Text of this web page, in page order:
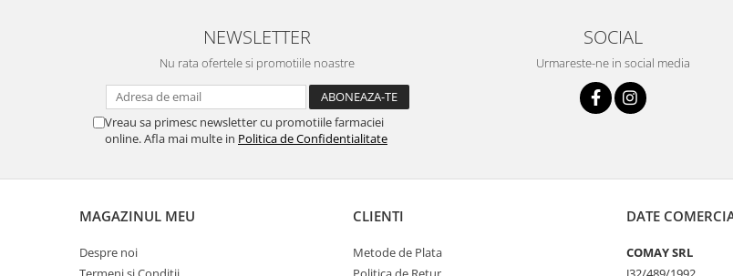
NEWSLETTER
Nu rata ofertele si promotiile noastre
Vreau sa primesc newsletter cu promotiile farmaciei
online. Afla mai multe in Politica de Confidentialitate
SOCIAL
Urmareste-ne in social media
MAGAZINUL MEU
Despre noi
CLIENTI
Metode de Plata
DATE
COMAY SRL